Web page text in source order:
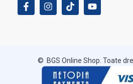
© BGS Online Shop. Toate